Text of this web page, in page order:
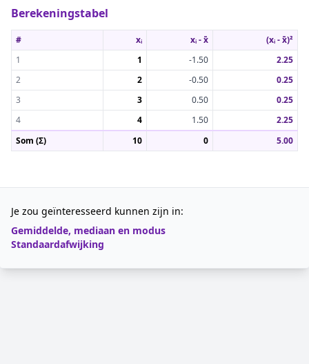
Berekeningstabel
# xᵢ xᵢ - x̄
(xᵢ - x̄)²
1
1 -1.50
2.25
2
2 -0.50
0.25
3
3 0.50
0.25
4
4 1.50
2.25
Som (Σ)
10 0 5.00
Je zou geïnteresseerd kunnen zijn in:
Gemiddelde, mediaan en modus
Standaardafwijking